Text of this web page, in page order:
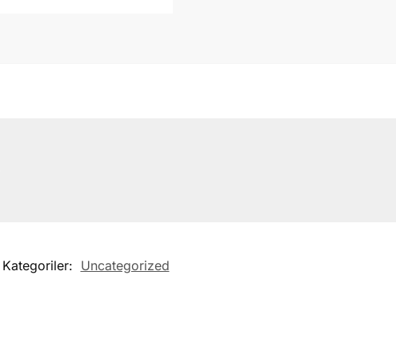
Kategoriler: Uncategorized